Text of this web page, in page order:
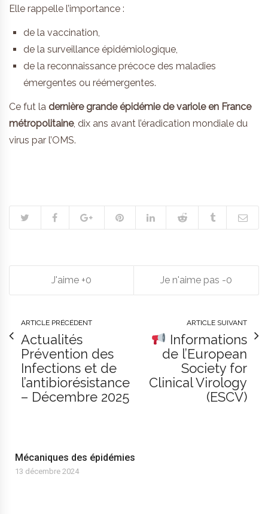
Elle rappelle l’importance :
de la vaccination,
de la surveillance épidémiologique,
de la reconnaissance précoce des maladies
émergentes ou réémergentes.
Ce fut la dernière grande épidémie de variole en France
métropolitaine, dix ans avant l’éradication mondiale du
virus par l’OMS.
0 0
ARTICLE PRÉCÉDENT
Actualités
Prévention des
Infections et de
l’antibiorésistance
– Décembre 2025
ARTICLE SUIVANT
Informations
de l’European
Society for
Clinical Virology
(ESCV)
Mécaniques des épidémies
13 décembre 2024